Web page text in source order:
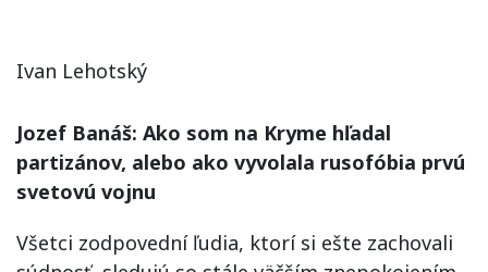
Ivan Lehotský
Jozef Banáš: Ako som na Kryme hľadal
partizánov, alebo ako vyvolala rusofóbia prvú
svetovú vojnu
Všetci zodpovední ľudia, ktorí si ešte zachovali